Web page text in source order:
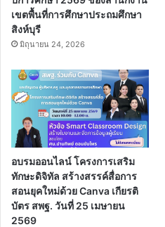
เขตพื้นที่การศึกษาประถมศึกษา
สิงห์บุรี
มิถุนายน 24, 2026
อบรมออนไลน์ โครงการเสริม
ทักษะดิจิทัล สร้างสรรค์สื่อการ
สอนยุคใหม่ด้วย Canva เกียรติ
บัตร สพฐ. วันที่ 25 เมษายน
2569